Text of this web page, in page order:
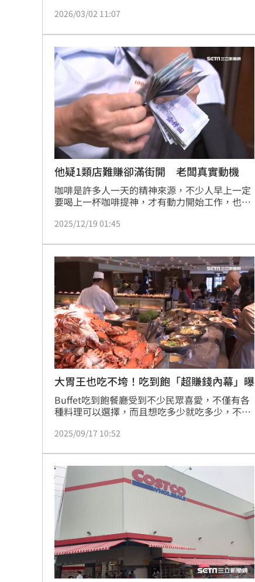
開了先河，正式推出「20分鐘內可退款40%」的
此舉也讓電影票退票機制再次成為熱議焦點。
（記者唐家興）
2026/03/02 11:07
他疑1類店難賺卻滿街開 老闆真實動機
咖啡是許多人一天的精神來源，不少人早上一定
要喝上一杯咖啡提神，才有動力開始工作，也因
網友提出疑問，明明咖啡店經營不易、利潤有
立刻掀起網友熱議，甚至釣出不少咖啡店老闆現
身說法。
2025/12/19 01:45
大胃王也吃不垮！吃到飽「超賺錢內幕」曝
Buffet吃到飽餐廳受到不少民眾喜愛，不僅有各
種料理可以選擇，而且想吃多少就吃多少，不過
錢什麼賺錢？對此，日本經濟評論專家塚崎公義
講究食材成本計算、顧客流動率等，才能讓業者
穩定回本，持續創造收益。
2025/09/17 10:52